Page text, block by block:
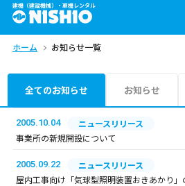
建機（建設機械）・重機レンタル
商品一覧
問合せ依頼リスト
エリア情報を見る
ホーム お知らせ一覧
全てのお知らせ お知らせ
2005.10.04
ニュースリリース
事業所の新規開設について
2005.09.22
ニュースリリース
屋内工事向け「気球型照明装置おきあかり